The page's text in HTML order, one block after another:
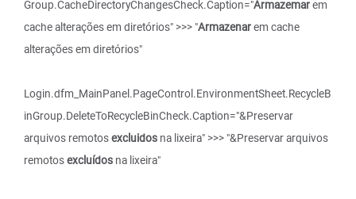
Group.CacheDirectoryChangesCheck.Caption="Armazemarem
cache alterações em diretórios" >>> "Armazenarem cache
alterações em diretórios"
Login.dfm_MainPanel.PageControl.EnvironmentSheet.RecycleB
inGroup.DeleteToRecycleBinCheck.Caption="&Preservar
arquivos remotosexcluidos na lixeira" >>> "&Preservar arquivos
remotosexcluídos na lixeira"